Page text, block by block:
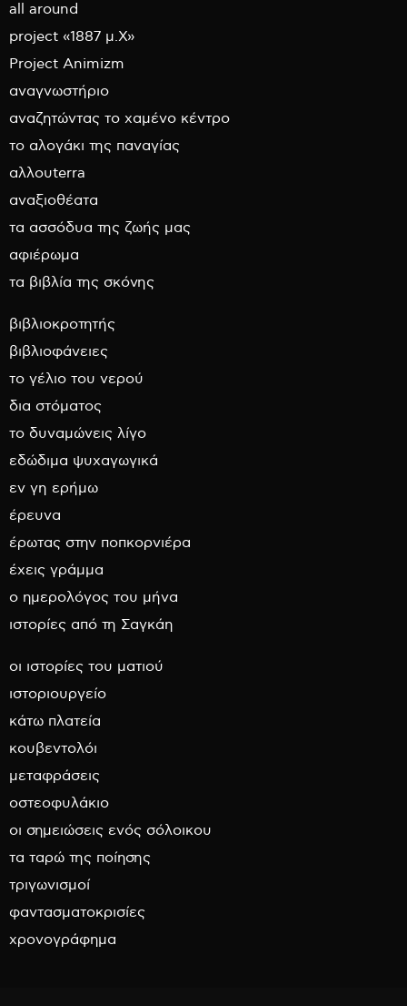
all around
project «1887 μ.Χ»
Project Animizm
αναγνωστήριο
αναζητώντας το χαμένο κέντρο
το αλογάκι της παναγίας
αλλουterra
αναξιοθέατα
τα ασσόδυα της ζωής μας
αφιέρωμα
τα βιβλία της σκόνης
βιβλιοκροτητής
βιβλιοφάνειες
το γέλιο του νερού
δια στόματος
το δυναμώνεις λίγο
εδώδιμα ψυχαγωγικά
εν γη ερήμω
έρευνα
έρωτας στην ποπκορνιέρα
έχεις γράμμα
ο ημερολόγος του μήνα
ιστορίες από τη Σαγκάη
οι ιστορίες του ματιού
ιστοριουργείο
κάτω πλατεία
κουβεντολόι
μεταφράσεις
οστεοφυλάκιο
οι σημειώσεις ενός σόλοικου
τα ταρώ της ποίησης
τριγωνισμοί
φαντασματοκρισίες
χρονογράφημα